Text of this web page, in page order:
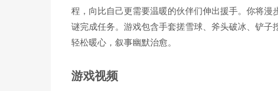
程，向比自己更需要温暖的伙伴们伸出援手。你将
谜完成任务。游戏包含手套搓雪球、斧头破冰、铲子
轻松暖心，叙事幽默治愈。
游戏视频